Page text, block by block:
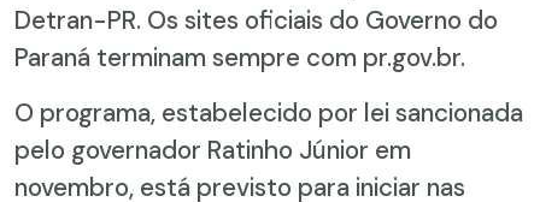
Detran-PR. Os sites oficiais do Governo do
Paraná terminam sempre com pr.gov.br.
O programa, estabelecido por lei sancionada
pelo governador Ratinho Júnior em
novembro, está previsto para iniciar nas